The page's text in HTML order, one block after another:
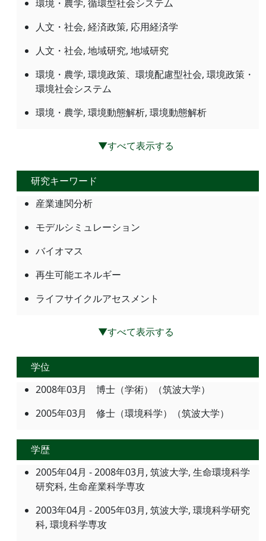
環境・農学, 循環型社会システム
人文・社会, 経済政策, 応用経済学
人文・社会, 地域研究, 地域研究
環境・農学, 環境政策、環境配慮型社会, 環境政策・
環境社会システム
環境・農学, 環境動態解析, 環境動態解析
▼すべて表示する
研究キーワード
産業連関分析
モデルシミュレーション
バイオマス
再生可能エネルギー
ライフサイクルアセスメント
▼すべて表示する
学位
2008年03月 博士（学術）（筑波大学）
2005年03月 修士（環境科学）（筑波大学）
学歴
2005年04月 - 2008年03月, 筑波大学, 生命環境科学
研究科, 生命産業科学専攻
2003年04月 - 2005年03月, 筑波大学, 環境科学研究
科, 環境科学専攻